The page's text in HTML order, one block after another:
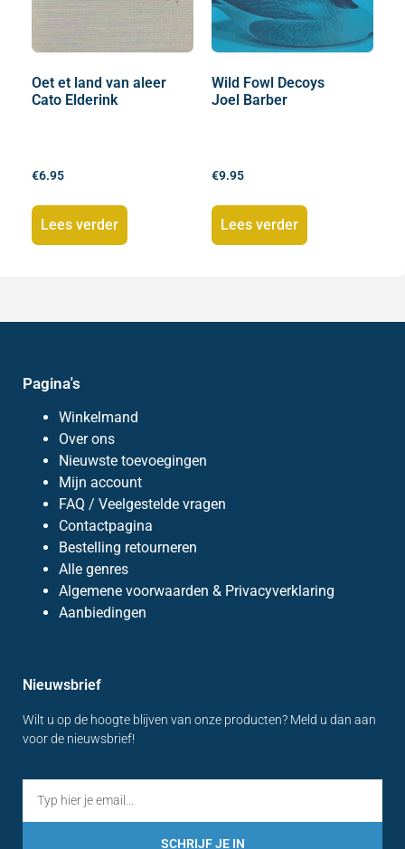
Oet et land van aleer
Cato Elderink
€6.95
Lees verder
Wild Fowl Decoys
Joel Barber
€9.95
Lees verder
Pagina's
Winkelmand
Over ons
Nieuwste toevoegingen
Mijn account
FAQ / Veelgestelde vragen
Contactpagina
Bestelling retourneren
Alle genres
Algemene voorwaarden & Privacyverklaring
Aanbiedingen
Nieuwsbrief
Wilt u op de hoogte blijven van onze producten? Meld u dan aan
voor de nieuwsbrief!
SCHRIJF JE IN